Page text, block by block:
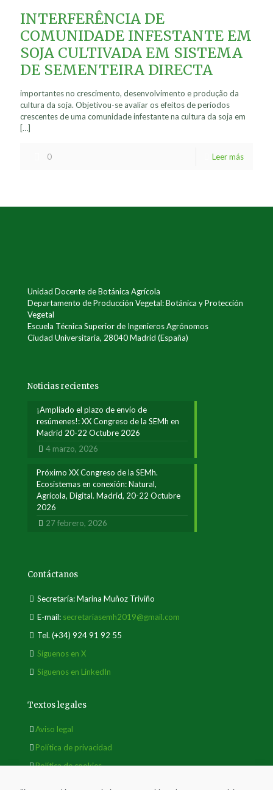
INTERFERÊNCIA DE
COMUNIDADE INFESTANTE EM
SOJA CULTIVADA EM SISTEMA
DE SEMENTEIRA DIRECTA
importantes no crescimento, desenvolvimento e produção da
cultura da soja. Objetivou-se avaliar os efeitos de períodos
crescentes de uma comunidade infestante na cultura da soja em
[…]
0 Leer más
Unidad Docente de Botánica Agrícola
Departamento de Producción Vegetal: Botánica y Protección
Vegetal
Escuela Técnica Superior de Ingenieros Agrónomos
Ciudad Universitaria, 28040 Madrid (España)
Noticias recientes
¡Ampliado el plazo de envío de
resúmenes!: XX Congreso de la SEMh en
Madrid 20-22 Octubre 2026
4 marzo, 2026
Próximo XX Congreso de la SEMh.
Ecosistemas en conexión: Natural,
Agrícola, Digital. Madrid, 20-22 Octubre
2026
27 febrero, 2026
Contáctanos
Secretaría: Marina Muñoz Triviño
E-mail: secretariasemh2019@gmail.com
Tel. (+34) 924 91 92 55
Síguenos en X
Síguenos en LinkedIn
Textos legales
Aviso legal
Política de privacidad
Política de cookies